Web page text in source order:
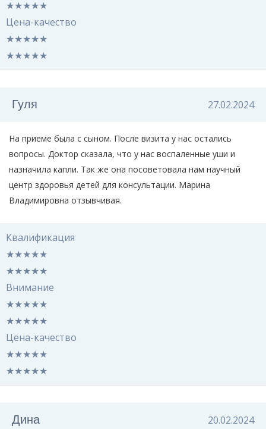
★★★★★
Цена-качество
★★★★★
★★★★★
Гуля 27.02.2024
На приеме была с сыном. После визита у нас остались
вопросы. Доктор сказала, что у нас воспаленные уши и
назначила капли. Так же она посоветовала нам научный
центр здоровья детей для консультации. Марина
Владимировна отзывчивая.
Квалификация
★★★★★
★★★★★
Внимание
★★★★★
★★★★★
Цена-качество
★★★★★
★★★★★
Дина 20.02.2024